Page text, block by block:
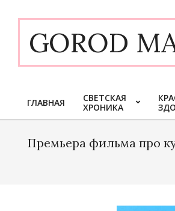
contentGOROD
Primary
Navigation
Menu
ГЛАВНАЯ
СВЕТСКАЯ
ХРОНИКА
Премьера фильма про